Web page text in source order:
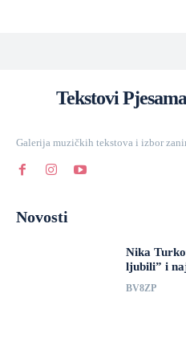
Tekstovi Pjesama
Galerija muzičkih tekstova i izbor
Novosti
Nika
ljubili” i
BV8ZP